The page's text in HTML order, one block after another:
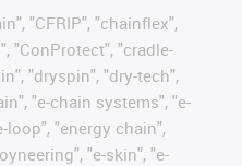
"CFRIP", "chainflex",
"ConProtect", "cradle-
"dryspin", "dry-tech",
"e-chain systems", "e-
loop", "energy chain",
"e-skin", "e-